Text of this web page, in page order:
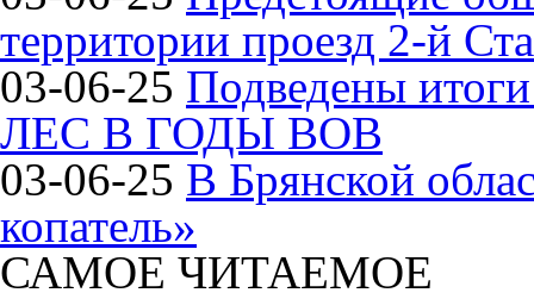
территории проезд 2-й
03-06-25 Подведены
ЛЕС В ГОДЫ ВОВ
03-06-25 В Брянской
копатель»
САМОЕ ЧИТАЕМОЕ